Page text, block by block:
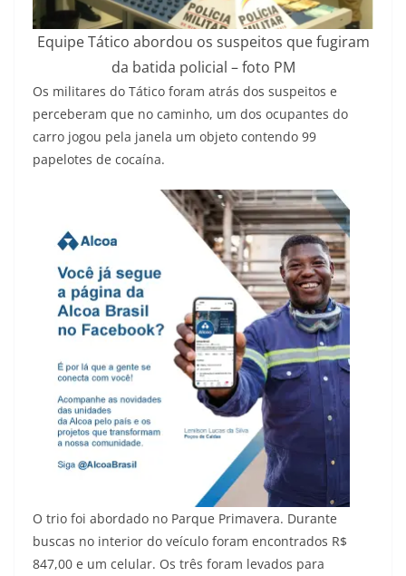
Equipe Tático abordou os suspeitos que fugiram
da batida policial – foto PM
Os militares do Tático foram atrás dos suspeitos e
perceberam que no caminho, um dos ocupantes do
carro jogou pela janela um objeto contendo 99
papelotes de cocaína.
O trio foi abordado no Parque Primavera. Durante
buscas no interior do veículo foram encontrados R$
847,00 e um celular. Os três foram levados para